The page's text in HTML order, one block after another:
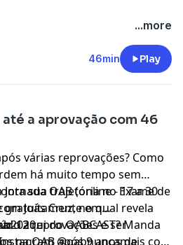
...more
46min Play
a aprovação com 46
várias reprovações? Como
há muito tempo sem
sua trajetória no Exame de
Joás Cruz, no qual revela
12 reprovações e ser
na OAB após 9 anos de
OAB (online - 17 a 30
gratuitamente em
aqui do OABCAST? Manda
@oabnuncamais com